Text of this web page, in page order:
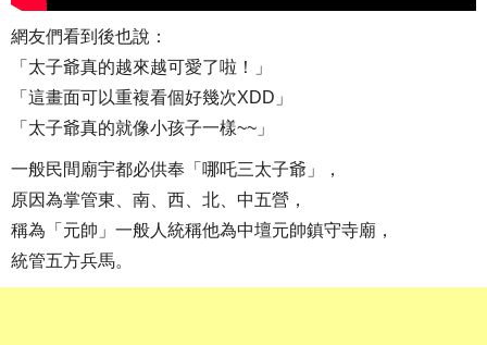
網友們看到後也說：
「太子爺真的越來越可愛了啦！」
「這畫面可以重複看個好幾次XDD」
「太子爺真的就像小孩子一樣~~」
一般民間廟宇都必供奉「哪吒三太子爺」，
原因為掌管東、南、西、北、中五營，
稱為「元帥」一般人統稱他為中壇元帥鎮守寺廟，
統管五方兵馬。